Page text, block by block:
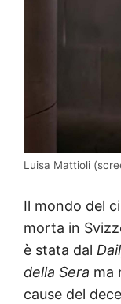
Luisa Mattioli
Il mondo del
morta in
è stata dal
della Sera ma
cause del